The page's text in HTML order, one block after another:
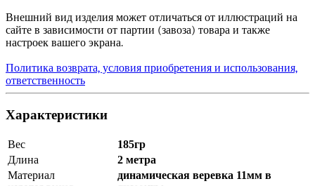
Внешний вид изделия может отличаться от иллюстраций на
сайте в зависимости от партии (завоза) товара и также
настроек вашего экрана.
Политика возврата, условия приобретения и использования,
ответственность
Характеристики
Вес
185гр
Длина
2 метра
Материал
динамическая веревка 11мм в